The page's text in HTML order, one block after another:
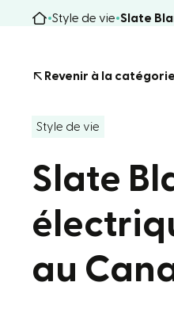
Style de vie Slate
Revenir à la catégorie
Style de vie
Slate
au